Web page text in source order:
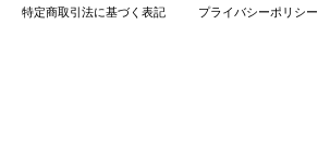
特定商取引法に基づく表記
プライバシーポリシー